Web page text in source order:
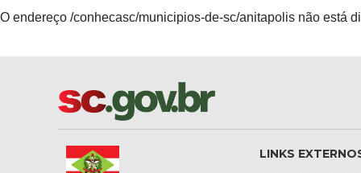
O endereço /conhecasc/municipios-de-sc/anitapolis não está
LINKS